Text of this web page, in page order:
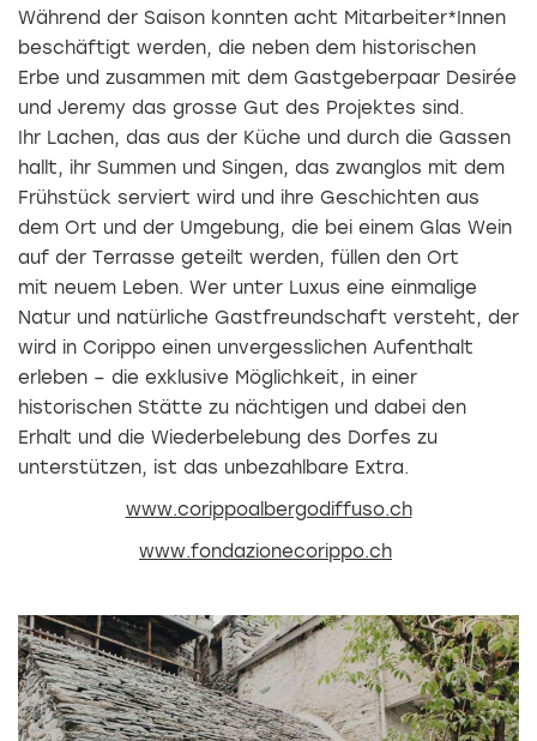
Während der Saison konnten acht Mitarbeiter*Innen
beschäftigt werden, die neben dem historischen
Erbe und zusammen mit dem Gastgeberpaar Desirée
und Jeremy das grosse Gut des Projektes sind.
Ihr Lachen, das aus der Küche und durch die Gassen
hallt, ihr Summen und Singen, das zwanglos mit dem
Frühstück serviert wird und ihre Geschichten aus
dem Ort und der Umgebung, die bei einem Glas Wein
auf der Terrasse geteilt werden, füllen den Ort
mit neuem Leben. Wer unter Luxus eine einmalige
Natur und natürliche Gastfreundschaft versteht, der
wird in Corippo einen unvergesslichen Aufenthalt
erleben – die exklusive Möglichkeit, in einer
historischen Stätte zu nächtigen und dabei den
Erhalt und die Wiederbelebung des Dorfes zu
unterstützen, ist das unbezahlbare Extra.
www.corippoalbergodiffuso.ch
www.fondazionecorippo.ch